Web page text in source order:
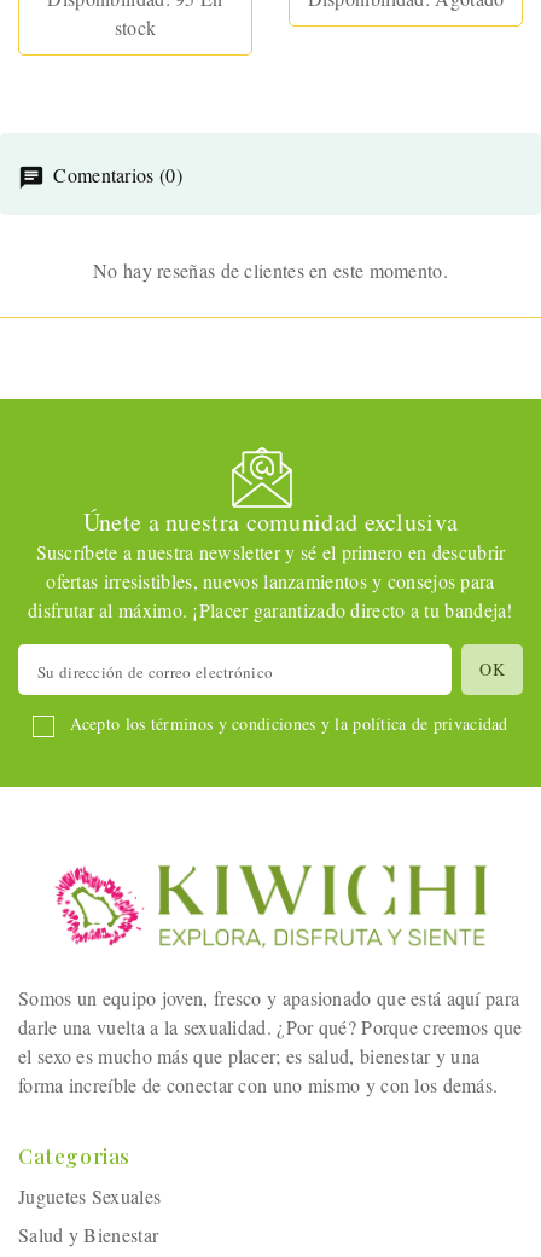
stock
Comentarios (0)
No hay reseñas de clientes en este momento.
Únete a nuestra comunidad exclusiva
Suscríbete a nuestra newsletter y sé el primero en descubrir
ofertas irresistibles, nuevos lanzamientos y consejos para
disfrutar al máximo. ¡Placer garantizado directo a tu bandeja!
Acepto los términos y condiciones y la política de privacidad
Somos un equipo joven, fresco y apasionado que está aquí para
darle una vuelta a la sexualidad. ¿Por qué? Porque creemos que
el sexo es mucho más que placer; es salud, bienestar y una
forma increíble de conectar con uno mismo y con los demás.
Categorias
Juguetes Sexuales
Salud y Bienestar